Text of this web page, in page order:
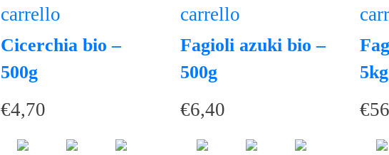
carrello
Cicerchia bio –
500g
€4,70
carrello
Fagioli azuki bio –
500g
€6,40
5kg
€